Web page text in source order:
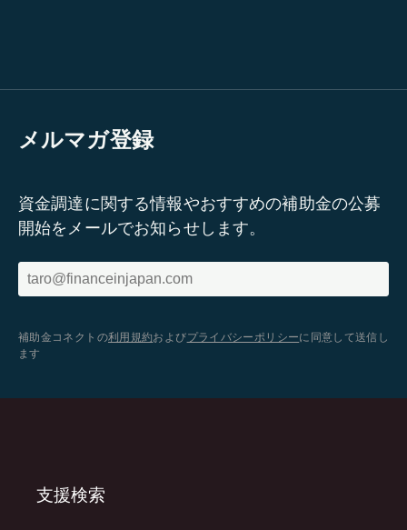
メルマガ登録
資金調達に関する情報やおすすめの補助金の公募
開始をメールでお知らせします。
補助金コネクトの利用規約およびプライバシーポリシーに同意して送信し
ます
支援検索